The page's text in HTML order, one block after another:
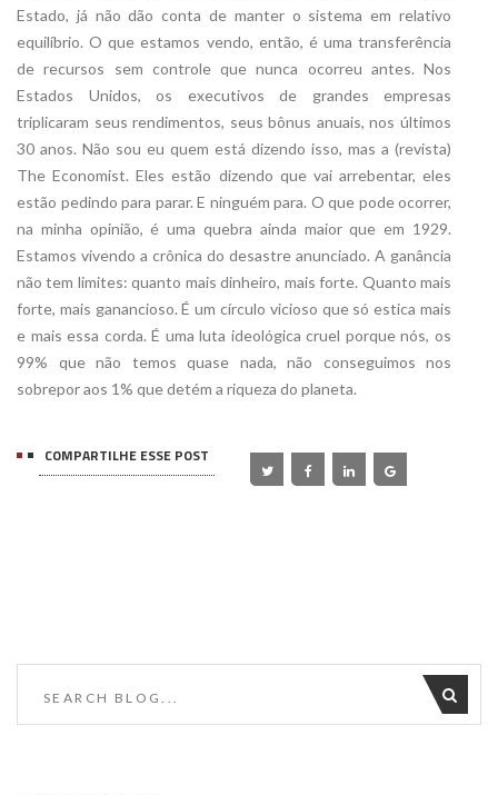
Estado, já não dão conta de manter o sistema em relativo
equilíbrio. O que estamos vendo, então, é uma transferência
de recursos sem controle que nunca ocorreu antes. Nos
Estados Unidos, os executivos de grandes empresas
triplicaram seus rendimentos, seus bônus anuais, nos últimos
30 anos. Não sou eu quem está dizendo isso, mas a (revista)
The Economist. Eles estão dizendo que vai arrebentar, eles
estão pedindo para parar. E ninguém para. O que pode ocorrer,
na minha opinião, é uma quebra ainda maior que em 1929.
Estamos vivendo a crônica do desastre anunciado. A ganância
não tem limites: quanto mais dinheiro, mais forte. Quanto mais
forte, mais ganancioso. É um círculo vicioso que só estica mais
e mais essa corda. É uma luta ideológica cruel porque nós, os
99% que não temos quase nada, não conseguimos nos
sobrepor aos 1% que detém a riqueza do planeta.
COMPARTILHE ESSE POST